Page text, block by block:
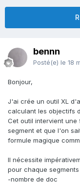
bennn
Posté(e) le 18
Bonjour,
J'ai crée un outil XL
calculant les objectifs
Cet outil intervient
segment et que l'on
formule magique
Il nécessite
pour chaque
-nombre de doc